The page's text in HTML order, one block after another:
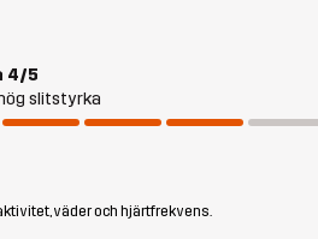
4/5
slitstyrka
väder och hjärtfrekvens.